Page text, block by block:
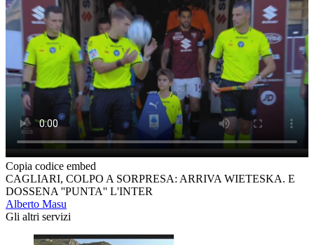
Copia codice embed
CAGLIARI, COLPO A SORPRESA: ARRIVA WIETESKA. E
DOSSENA ''PUNTA'' L'INTER
Alberto Masu
Gli altri servizi